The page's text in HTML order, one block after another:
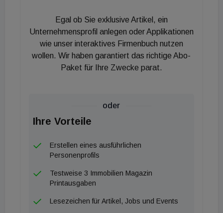
und Erstversorgungsstelle des Krankenhauses, die
durch kurze Wege und optimierte Abläufe die
Notfallversorgung verbessert. Aus technischer
Sicht verfügen die in der Slowakei produzierten
Anlagen standardmäßig über ein System zur
Der Einhub markiert einen wichtigen Meilenstein im
Rahmen der umfassenden Modernisierung des
Linzer Spitals, dessen Inbetriebnahme für den
Zeitraum zwischen Juli und September 2027
geplant ist. Janine Schwabe-Häder,
Egal ob Sie exklusive Artikel, ein
Unternehmensprofil anlegen oder Applikationen
wie unser interaktives Firmenbuch nutzen
wollen. Wir haben garantiert das richtige Abo-
Paket für Ihre Zwecke parat.
oder
Ihre Vorteile
Erstellen eines ausführlichen
Personenprofils
Testweise 3 Immobilien Magazin
Printausgaben
Lesezeichen für Artikel, Jobs und Events